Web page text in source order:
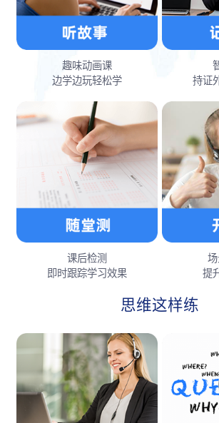
趣味动画课
边学边玩轻松学
持证
课后检测
即时跟踪学习效果
提
思维这样练